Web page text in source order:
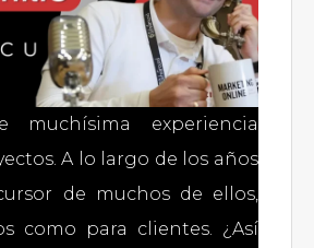
muchísima experiencia
A lo largo de los años
de muchos de ellos,
como para clientes. ¿Así